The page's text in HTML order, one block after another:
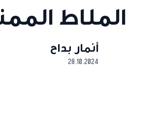
الملاط
أنمار بداح
28.10.2024